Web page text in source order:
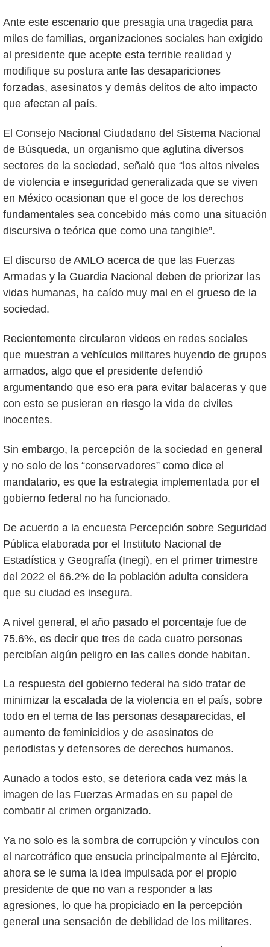
Ante este escenario que presagia una tragedia para
miles de familias, organizaciones sociales han exigido
al presidente que acepte esta terrible realidad y
modifique su postura ante las desapariciones
forzadas, asesinatos y demás delitos de alto impacto
que afectan al país.
El Consejo Nacional Ciudadano del Sistema Nacional
de Búsqueda, un organismo que aglutina diversos
sectores de la sociedad, señaló que “los altos niveles
de violencia e inseguridad generalizada que se viven
en México ocasionan que el goce de los derechos
fundamentales sea concebido más como una situación
discursiva o teórica que como una tangible”.
El discurso de AMLO acerca de que las Fuerzas
Armadas y la Guardia Nacional deben de priorizar las
vidas humanas, ha caído muy mal en el grueso de la
sociedad.
Recientemente circularon videos en redes sociales
que muestran a vehículos militares huyendo de grupos
armados, algo que el presidente defendió
argumentando que eso era para evitar balaceras y que
con esto se pusieran en riesgo la vida de civiles
inocentes.
Sin embargo, la percepción de la sociedad en general
y no solo de los “conservadores” como dice el
mandatario, es que la estrategia implementada por el
gobierno federal no ha funcionado.
De acuerdo a la encuesta Percepción sobre Seguridad
Pública elaborada por el Instituto Nacional de
Estadística y Geografía (Inegi), en el primer trimestre
del 2022 el 66.2% de la población adulta considera
que su ciudad es insegura.
A nivel general, el año pasado el porcentaje fue de
75.6%, es decir que tres de cada cuatro personas
percibían algún peligro en las calles donde habitan.
La respuesta del gobierno federal ha sido tratar de
minimizar la escalada de la violencia en el país, sobre
todo en el tema de las personas desaparecidas, el
aumento de feminicidios y de asesinatos de
periodistas y defensores de derechos humanos.
Aunado a todos esto, se deteriora cada vez más la
imagen de las Fuerzas Armadas en su papel de
combatir al crimen organizado.
Ya no solo es la sombra de corrupción y vínculos con
el narcotráfico que ensucia principalmente al Ejército,
ahora se le suma la idea impulsada por el propio
presidente de que no van a responder a las
agresiones, lo que ha propiciado en la percepción
general una sensación de debilidad de los militares.